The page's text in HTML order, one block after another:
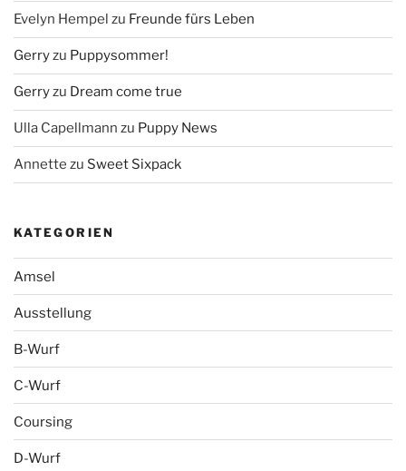
Evelyn Hempel zu Freunde fürs Leben
Gerryzu Puppysommer!
Gerryzu Dream come true
Ulla Capellmann zu Puppy News
Annette zu Sweet Sixpack
KATEGORIEN
Amsel
Ausstellung
B-Wurf
C-Wurf
Coursing
D-Wurf